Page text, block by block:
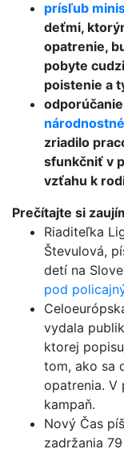
prísľub
deťmi,
opatrenie,
pobyte
poistenie a
odporúčanie
zriadilo
sfunkčniť v
vzťahu k
Prečítajte si
Riaditeľka
Števulová,
detí na
pod
vydala
ktorej
tom, ako sa
opatrenia. V
kampaň.
Nový Čas
zadržania